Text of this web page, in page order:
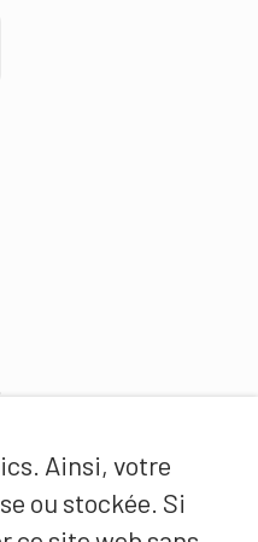
Ainsi, votre
ou stockée. Si